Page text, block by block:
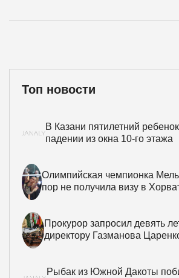
Топ новости
В Казани пятилетний
падении из окна 10-го этажа
Олимпийская чемпионка
пор не получила визу в
Прокурор запросил девять
директору Газманова
Рыбак из Южной Дакоты